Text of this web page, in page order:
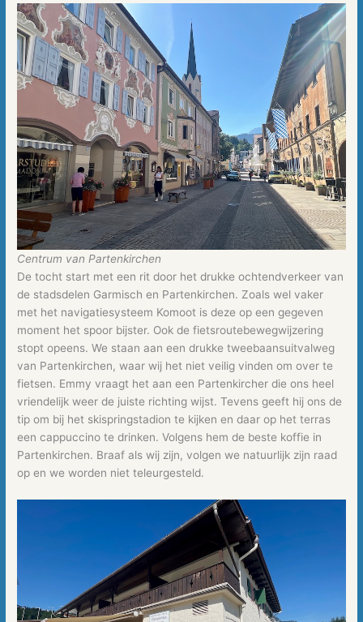
Centrum van Partenkirchen
De tocht start met een rit door het drukke ochtendverkeer van
de stadsdelen Garmisch en Partenkirchen. Zoals wel vaker
met het navigatiesysteem Komoot is deze op een gegeven
moment het spoor bijster. Ook de fietsroutebewegwijzering
stopt opeens. We staan aan een drukke tweebaansuitvalweg
van Partenkirchen, waar wij het niet veilig vinden om over te
fietsen. Emmy vraagt het aan een Partenkircher die ons heel
vriendelijk weer de juiste richting wijst. Tevens geeft hij ons de
tip om bij het skispringstadion te kijken en daar op het terras
een cappuccino te drinken. Volgens hem de beste koffie in
Partenkirchen. Braaf als wij zijn, volgen we natuurlijk zijn raad
op en we worden niet teleurgesteld.